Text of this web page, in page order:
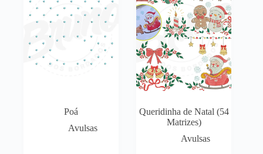
Poá
Avulsas
Queridinha de Natal (54
Matrizes)
Avulsas